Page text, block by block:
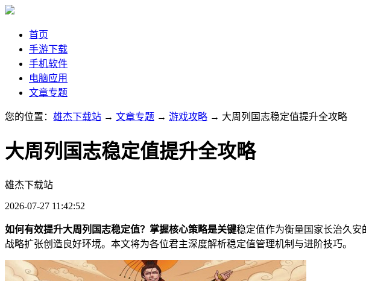
首页
手游下载
手机软件
电脑应用
文章专题
您的位置： 雄杰下载站 → 文章专题 → 游戏攻略 → 大周列国志稳定值提升全攻略
大周列国志稳定值提升全攻略
雄杰下载站
2026-07-27 11:42:52
如何有效提升大周列国志稳定值？掌握核心策略是关键稳定值作为衡量国家长治久
战略扩张创造良好环境。本文将为各位君主深度解析稳定值管理机制与进阶技巧。